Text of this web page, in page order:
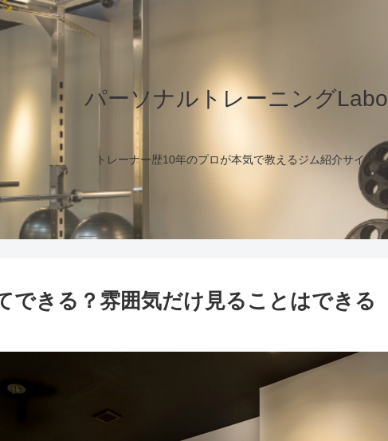
パーソナルトレーニングLabo
トレーナー歴10年のプロが本気で教えるジム紹介サイト
できる？雰囲気だけ見ることはできる